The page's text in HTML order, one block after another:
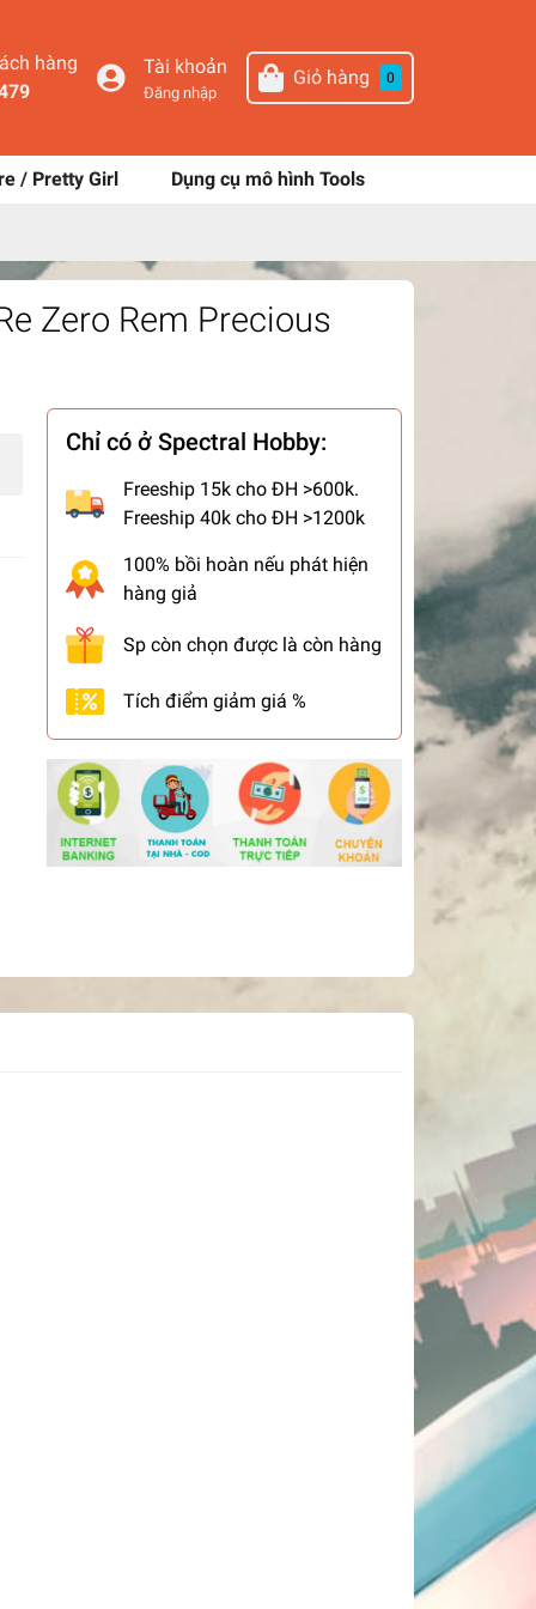
hàng
Tài khoản
Đăng nhập
Giỏ hàng 0
/ Pretty Girl Dụng cụ mô hình Tools
Zero Rem Precious
Chỉ có ở Spectral Hobby:
Freeship 15k cho ĐH >600k.
Freeship 40k cho ĐH >1200k
100% bồi hoàn nếu phát hiện
hàng giả
Sp còn chọn được là còn hàng
Tích điểm giảm giá %